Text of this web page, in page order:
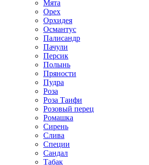
Мята
Орех
Орхидея
Османтус
Палисандр
Пачули
Персик
Полынь
Пряности
Пудра
Роза
Роза Таифи
Розовый перец
Ромашка
Сирень
Слива
Специи
Сандал
Табак